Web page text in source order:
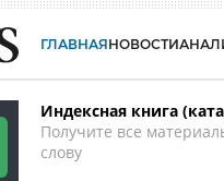
ГЛАВНАЯНОВОСТИ
Индексная книга
Получите все
слову